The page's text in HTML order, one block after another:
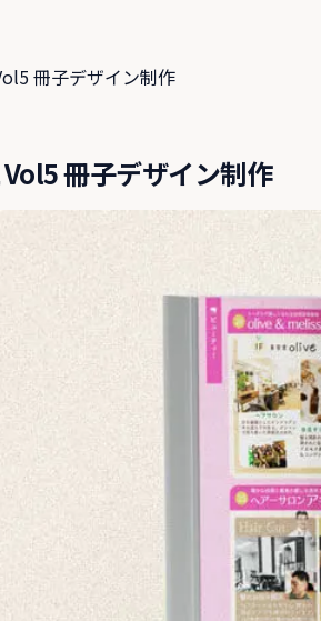
冊子デザイン制作
冊子デザイン制作